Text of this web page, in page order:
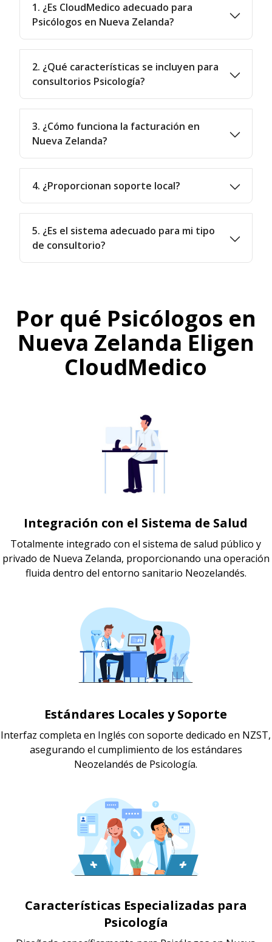
1. ¿Es CloudMedico adecuado para
Psicólogos en Nueva Zelanda?
2. ¿Qué características se incluyen para
consultorios Psicología?
3. ¿Cómo funciona la facturación en
Nueva Zelanda?
4. ¿Proporcionan soporte local?
5. ¿Es el sistema adecuado para mi tipo
de consultorio?
Por qué Psicólogos en
Nueva Zelanda Eligen
CloudMedico
Integración con el Sistema de Salud
Totalmente integrado con el sistema de salud público y
privado de Nueva Zelanda, proporcionando una operación
fluida dentro del entorno sanitario Neozelandés.
Estándares Locales y Soporte
Interfaz completa en Inglés con soporte dedicado en NZST,
asegurando el cumplimiento de los estándares
Neozelandés de Psicología.
Características Especializadas para
Psicología